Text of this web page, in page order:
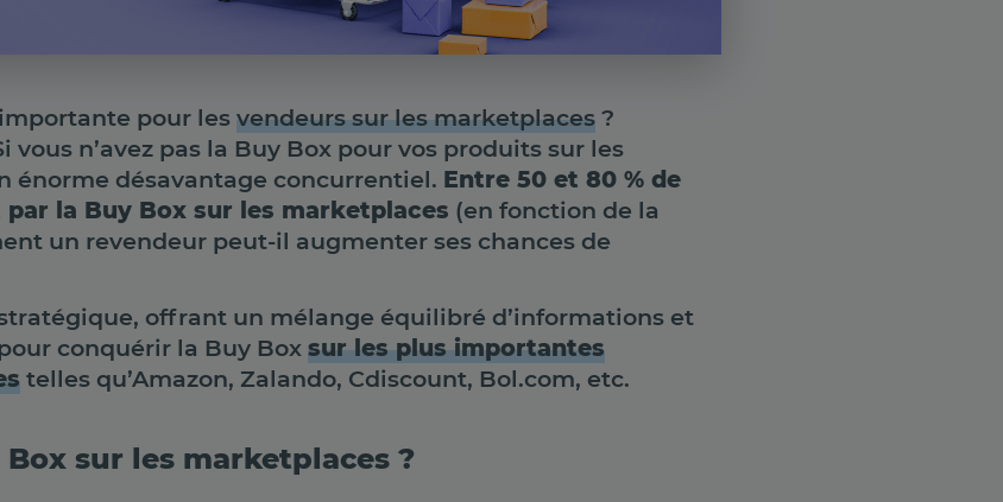
pour les vendeurs sur les marketplaces ?
vous n’avez pas la Buy Box pour vos produits sur les
énorme désavantage concurrentiel. Entre 50 et 80 % de
la Buy Box sur les marketplaces (en fonction de la
un revendeur peut-il augmenter ses chances de
offrant un mélange équilibré d’informations et
conquérir la Buy Box sur les plus importantes
telles qu’Amazon, Zalando, Cdiscount, Bol.com, etc.
Box sur les marketplaces ?